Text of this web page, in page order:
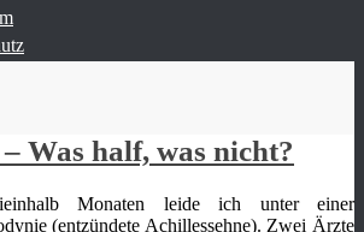
Was half, was nicht?
Monaten leide ich unter einer
(entzündete Achillessehne). Zwei Ärzte